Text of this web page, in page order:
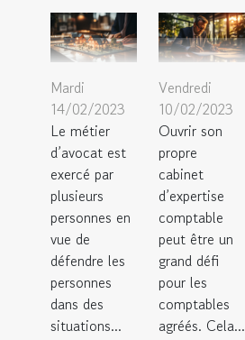
Mardi
14/02/2023
Le métier
d’avocat est
exercé par
plusieurs
personnes en
vue de
défendre les
personnes
dans des
situations...
Vendredi
10/02/2023
Ouvrir son
propre
cabinet
d’expertise
comptable
peut être un
grand défi
pour les
comptables
agréés. Cela...